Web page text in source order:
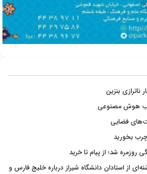
هوش مصنوعی
فضایی
بخورید
شد؛ از پیام تا خرید
از استادان دانشگاه شیراز درباره خلیج فارس و